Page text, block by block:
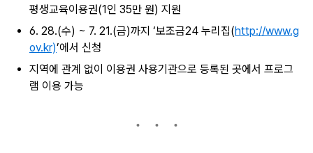
평생교육이용권(1인 35만 원) 지원
6. 28.(수) ~ 7. 21.(금)까지 ‘보조금24 누리집(http://www.g
ov.kr)’에서 신청
지역에 관계 없이 이용권 사용기관으로 등록된 곳에서 프로그
램 이용 가능